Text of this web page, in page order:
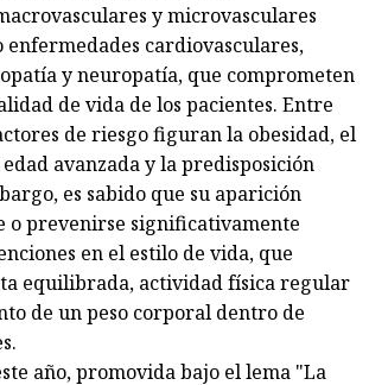
y microvasculares
enfermedades cardiovasculares,
y neuropatía, que comprometen
de vida de los pacientes. Entre
de riesgo figuran la obesidad, el
avanzada y la predisposición
es sabido que su aparición
o prevenirse significativamente
en el estilo de vida, que
equilibrada, actividad física regular
de un peso corporal dentro de
año, promovida bajo el lema "La